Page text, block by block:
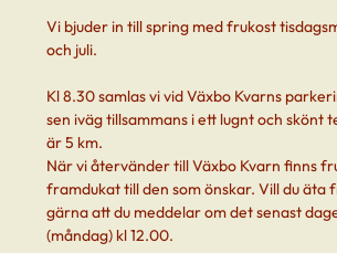
Vi bjuder in till spring med frukost
och juli.
Kl 8.30 samlas vi vid Växbo Kvarns
sen iväg tillsammans i ett lugnt och skönt
är 5 km.
När vi återvänder till Växbo Kvarn finns
framdukat till den som önskar. Vill du äta
gärna att du meddelar om det senast
(måndag) kl 12.00.